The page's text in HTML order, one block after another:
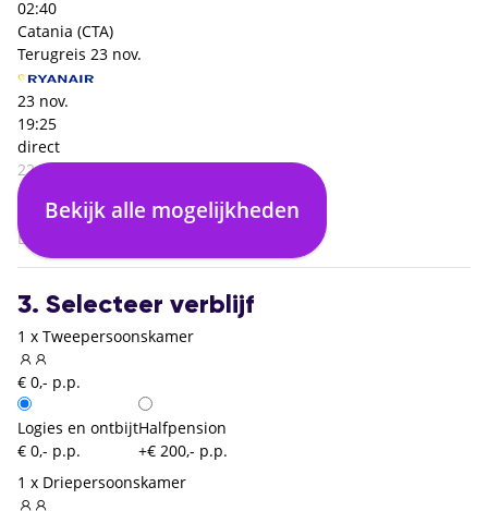
02:40
Catania (CTA)
Terugreis 23 nov.
23 nov.
19:25
direct
22:15
Catania (CTA)
02:50
Brussel Charleroi (CRL)
Bekijk alle mogelijkheden
3. Selecteer verblijf
1 x Tweepersoonskamer
€ 0,- p.p.
Logies en ontbijt
€ 0,- p.p.
Halfpension
+€ 200,- p.p.
1 x Driepersoonskamer